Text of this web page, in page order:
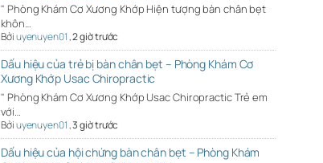
" Phòng Khám Cơ Xương Khớp Hiện tượng bàn chân bẹt
khôn…
Bởiuyenuyen01,2 giờ trước
Dấu hiệu của trẻ bị bàn chân bẹt – Phòng Khám Cơ
Xương Khớp Usac Chiropractic
" Phòng Khám Cơ Xương Khớp Usac Chiropractic Trẻ em
với…
Bởiuyenuyen01,3 giờ trước
Dấu hiệu của hội chứng bàn chân bẹt – Phòng Khám